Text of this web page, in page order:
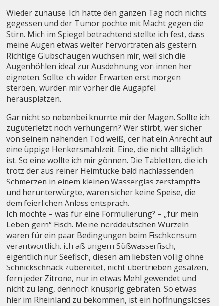
Wieder zuhause. Ich hatte den ganzen Tag noch nichts
gegessen und der Tumor pochte mit Macht gegen die
Stirn. Mich im Spiegel betrachtend stellte ich fest, dass
meine Augen etwas weiter hervortraten als gestern.
Richtige Glubschaugen wuchsen mir, weil sich die
Augenhöhlen ideal zur Ausdehnung von innen her
eigneten. Sollte ich wider Erwarten erst morgen
sterben, würden mir vorher die Augäpfel
herausplatzen.
Gar nicht so nebenbei knurrte mir der Magen. Sollte ich
zuguterletzt noch verhungern? Wer stirbt, wer sicher
von seinem nahenden Tod weiß, der hat ein Anrecht auf
eine üppige Henkersmahlzeit. Eine, die nicht alltäglich
ist. So eine wollte ich mir gönnen. Die Tabletten, die ich
trotz der aus reiner Heimtücke bald nachlassenden
Schmerzen in einem kleinen Wasserglas zerstampfte
und herunterwürgte, waren sicher keine Speise, die
dem feierlichen Anlass entsprach.
Ich mochte – was für eine Formulierung? – „für mein
Leben gern“ Fisch. Meine norddeutschen Wurzeln
waren für ein paar Bedingungen beim Fischkonsum
verantwortlich: ich aß ungern Süßwasserfisch,
eigentlich nur Seefisch, diesen am liebsten völlig ohne
Schnickschnack zubereitet, nicht übertrieben gesalzen,
fern jeder Zitrone, nur in etwas Mehl gewendet und
nicht zu lang, dennoch knusprig gebraten. So etwas
hier im Rheinland zu bekommen, ist ein hoffnungsloses